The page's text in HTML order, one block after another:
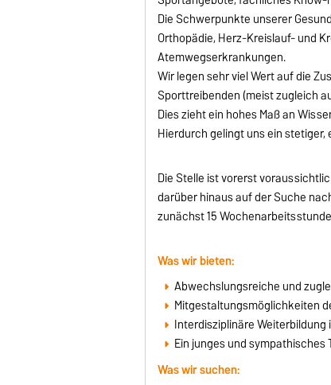
Die Schwerpunkte unserer
Orthopädie, Herz-Kreislauf- und
Atemwegserkrankungen.
Wir legen sehr viel Wert auf die
Sporttreibenden (meist zugleich
Dies zieht ein hohes Maß an
Hierdurch gelingt uns ein
Die Stelle ist vorerst
darüber hinaus auf der Suche
zunächst 15
Was wir bieten:
Abwechslungsreiche und
Mitgestaltungsmöglichkeiten
Interdisziplinäre
Ein junges und sympathisches
Was wir suchen: